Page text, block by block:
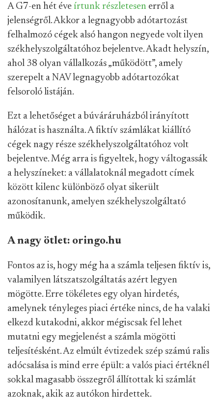
A G7-en hét éve írtunk részletesen erről a
jelenségről. Akkor a legnagyobb adótartozást
felhalmozó cégek alsó hangon negyede volt ilyen
székhelyszolgáltatóhoz bejelentve. Akadt helyszín,
ahol 38 olyan vállalkozás „működött”, amely
szerepelt a NAV legnagyobb adótartozókat
felsoroló listáján.
Ezt a lehetőséget a búváráruházból irányított
hálózat is használta. A fiktív számlákat kiállító
cégek nagy része székhelyszolgáltatóhoz volt
bejelentve. Még arra is figyeltek, hogy váltogassák
a helyszíneket: a vállalatoknál megadott címek
között kilenc különböző olyat sikerült
azonosítanunk, amelyen székhelyszolgáltató
működik.
A nagy ötlet: oringo.hu
Fontos az is, hogy még ha a számla teljesen fiktív is,
valamilyen látszatszolgáltatás azért legyen
mögötte. Erre tökéletes egy olyan hirdetés,
amelynek tényleges piaci értéke nincs, de ha valaki
elkezd kutakodni, akkor mégiscsak fel lehet
mutatni egy megjelenést a számla mögötti
teljesítésként. Az elmúlt évtizedek szép számú ralis
adócsalása is mind erre épült: a valós piaci értéknél
sokkal magasabb összegről állítottak ki számlát
azoknak, akik az autókon hirdettek.